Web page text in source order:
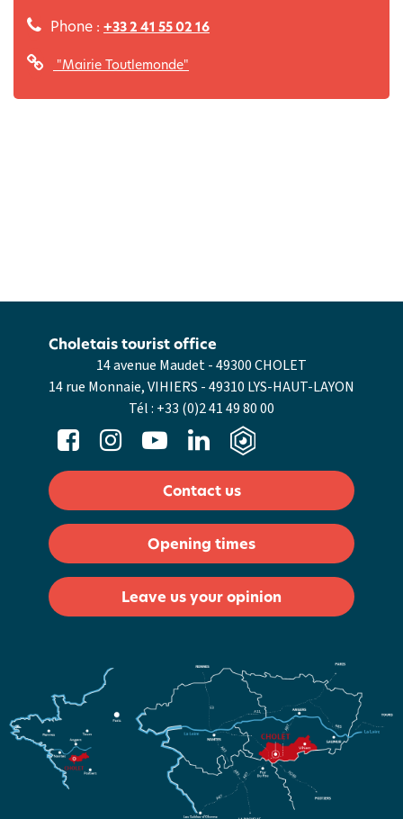
Phone : +33 2 41 55 02 16
"Mairie Toutlemonde"
14 avenue Maudet - 49300 CHOLET
14 rue Monnaie, VIHIERS - 49310 LYS-HAUT-LAYON
Tél : +33 (0)2 41 49 80 00
Choletais tourist office
Contact us
Opening times
Leave us your opinion